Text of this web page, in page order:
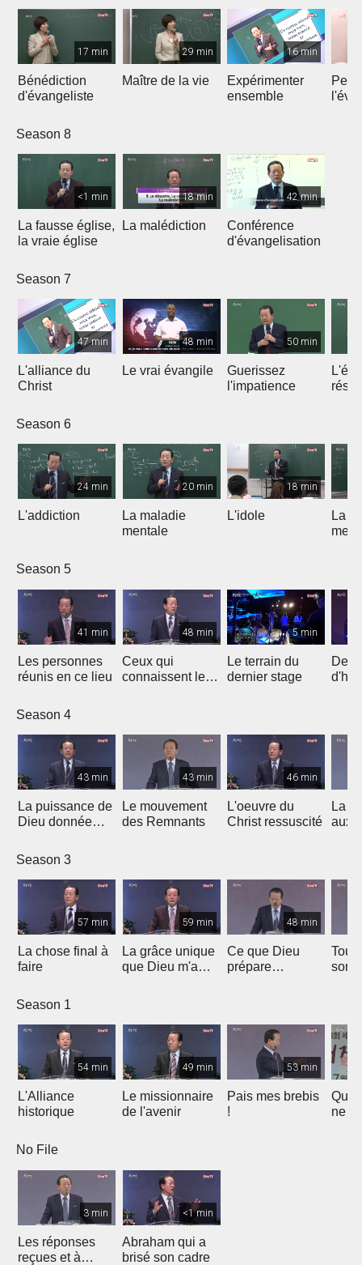
17 min
Bénédiction
d'évangeliste
29 min
Maître de la vie
16 min
Expérimenter
ensemble
Season 8
<1 min
La fausse église,
la vraie église
18 min
La malédiction
42 min
Conférence
d'évangelisation
Season 7
47 min
L'alliance du
Christ
48 min
Le vrai évangile
50 min
Guerissez
l'impatience
Season 6
24 min
L'addiction
20 min
La maladie
mentale
18 min
L'idole
La
Season 5
41 min
Les personnes
réunis en ce lieu
48 min
Ceux qui
connaissent leur
5 min
Le terrain du
dernier stage
Des
Season 4
43 min
La puissance de
Dieu donnée
43 min
Le mouvement
des Remnants
46 min
L'oeuvre du
Christ ressuscité
La
aux
Season 3
57 min
La chose final à
faire
59 min
La grâce unique
que Dieu m'a
48 min
Ce que Dieu
prépare
sont
Season 1
54 min
L'Alliance
historique
49 min
Le missionnaire
de l'avenir
53 min
Pais mes brebis
!
Que
ne
No File
3 min
Les réponses
reçues et à
<1 min
Abraham qui a
brisé son cadre